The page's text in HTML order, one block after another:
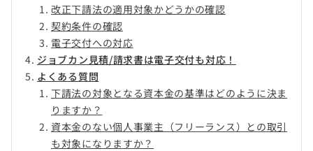
改正下請法の適用対象かどうかの確認
契約条件の確認
電子交付への対応
ジョブカン見積/請求書は電子交付も対応！
よくある質問
下請法の対象となる資本金の基準はどのように決ま
りますか？
資本金のない個人事業主（フリーランス）との取引
も対象になりますか？